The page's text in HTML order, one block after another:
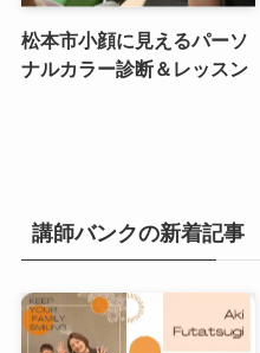
松本市小顔に見えるパーソ
ナルカラー診断＆レッスン
講師バンクの新着記事